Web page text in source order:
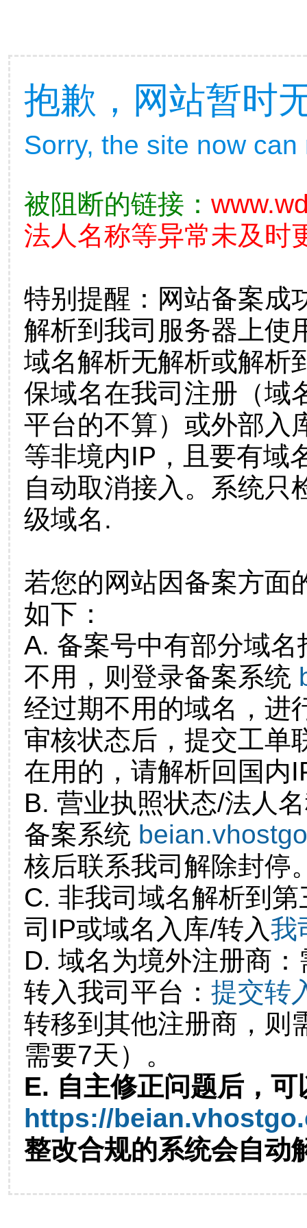
抱歉，网站暂时
Sorry, the site now
被阻断的链接：
法人名称等异常未及时
特别提醒：网站备案成
解析到我司服务器上使
域名解析无解析或解析
保域名在我司注册（域
平台的不算）或外部入
等非境内IP，且要有域
自动取消接入。系统只
级域名.
若您的网站因备案方面
如下：
A. 备案号中有部分域
不用，则登录备案系统
经过期不用的域名，进
审核状态后，提交工单
在用的，请解析回国内
B. 营业执照状态/法人
备案系统
核后联系我司解除封停
C. 非我司域名解析到
司IP或域名入库/转入我
D. 域名为境外注册商
转入我司平台： 提交转
转移到其他注册商，则
需要7天）。
E. 自主修正问题后，可
https://
整改合规的系统会自动